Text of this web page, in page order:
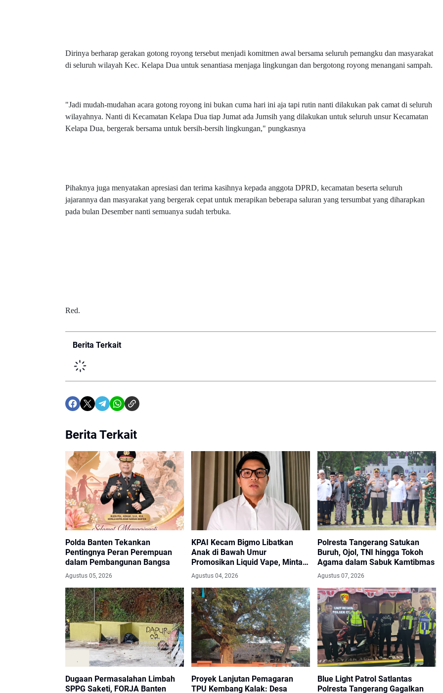
Dirinya berharap gerakan gotong royong tersebut menjadi komitmen awal bersama seluruh pemangku dan masyarakat
di seluruh wilayah Kec. Kelapa Dua untuk senantiasa menjaga lingkungan dan bergotong royong menangani sampah.
"Jadi mudah-mudahan acara gotong royong ini bukan cuma hari ini aja tapi rutin nanti dilakukan pak camat di seluruh
wilayahnya. Nanti di Kecamatan Kelapa Dua tiap Jumat ada Jumsih yang dilakukan untuk seluruh unsur Kecamatan
Kelapa Dua, bergerak bersama untuk bersih-bersih lingkungan," pungkasnya
Pihaknya juga menyatakan apresiasi dan terima kasihnya kepada anggota DPRD, kecamatan beserta seluruh
jajarannya dan masyarakat yang bergerak cepat untuk merapikan beberapa saluran yang tersumbat yang diharapkan
pada bulan Desember nanti semuanya sudah terbuka.
Red.
Berita Terkait
Berita Terkait
Polda Banten Tekankan
Pentingnya Peran Perempuan
dalam Pembangunan Bangsa
Agustus 05, 2026
KPAI Kecam Bigmo Libatkan
Anak di Bawah Umur
Promosikan Liquid Vape, Minta
Aparat Bertindak Tegas
Agustus 04, 2026
Polresta Tangerang Satukan
Buruh, Ojol, TNI hingga Tokoh
Agama dalam Sabuk Kamtibmas
Agustus 07, 2026
Dugaan Permasalahan Limbah
SPPG Saketi, FORJA Banten
Proyek Lanjutan Pemagaran
TPU Kembang Kalak: Desa
Blue Light Patrol Satlantas
Polresta Tangerang Gagalkan